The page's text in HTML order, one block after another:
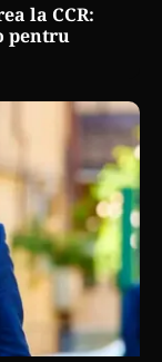
la CCR:
pentru